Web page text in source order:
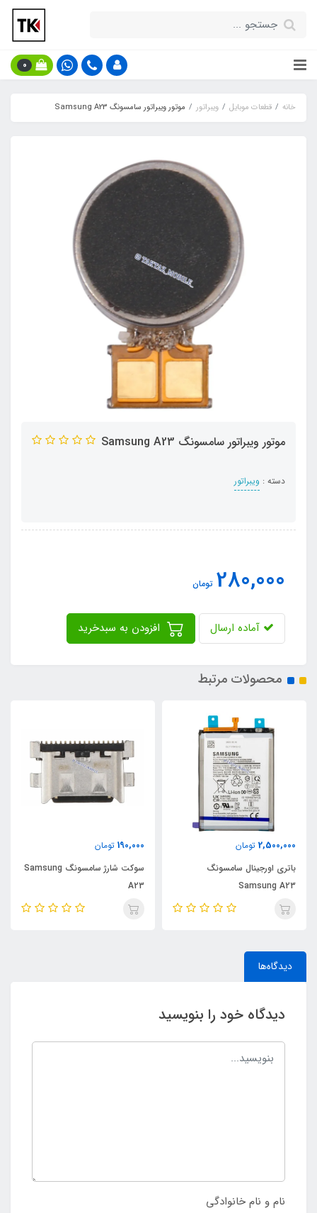
0
خانه قطعات موبایل ویبراتور موتور ویبراتور سامسونگ Samsung A23
موتور ویبراتور سامسونگ Samsung A23
دسته : ویبراتور
280,000 تومان
آماده ارسال
محصولات مرتبط
2,500,000 تومان
باتری اورجینال سامسونگ
Samsung A23
190,000 تومان
سوکت شارژ سامسونگ Samsung
A23
دیدگاه‌ها
دیدگاه خود را بنویسید
نام و نام خانوادگی